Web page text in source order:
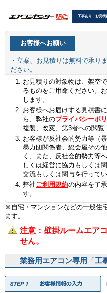
工事あり お見積
お客様へお願い
・立案、お見積りは無料で承り
ださい。
お見積りの対象物は、架空
るものをご用命ください。
します。
お客様へお届けする見積書
ら、弊社のプライバシーポ
複製、改変、第3者への閲覧
お客様が反社会的勢力等（
暴力団関係者、総会屋その
く、また、反社会的勢力等
しくは経営に協力もしくは
交流もしくは関与を行ってい
弊社ご利用規約の内容を了
す。
※自宅・マンションなどの一般住
ます。
注意：壁掛ルームエア
せん。
業務用エアコン専用「工